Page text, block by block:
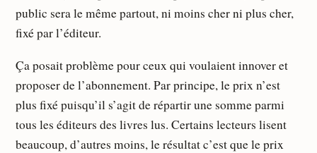
public sera le même partout, ni moins cher ni plus cher,
fixé par l’éditeur.
Ça posait problème pour ceux qui voulaient innover et
proposer de l’abonnement. Par principe, le prix n’est
plus fixé puisqu’il s’agit de répartir une somme parmi
tous les éditeurs des livres lus. Certains lecteurs lisent
beaucoup, d’autres moins, le résultat c’est que le prix